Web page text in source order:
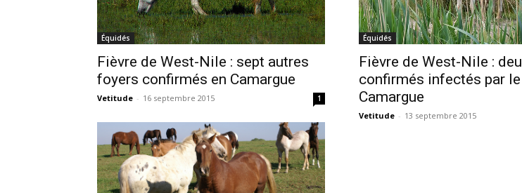
Équidés
Fièvre de West-Nile : sept autres
foyers confirmés en Camargue
Vetitude - 16 septembre 2015 1
Équidés
Fièvre de West-Nile :
confirmés infectés par
Camargue
Vetitude - 13 septembre 2015